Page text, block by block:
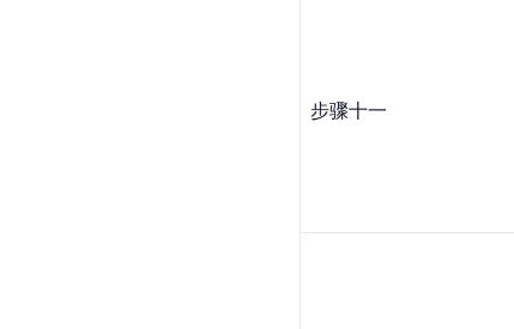
步骤十一